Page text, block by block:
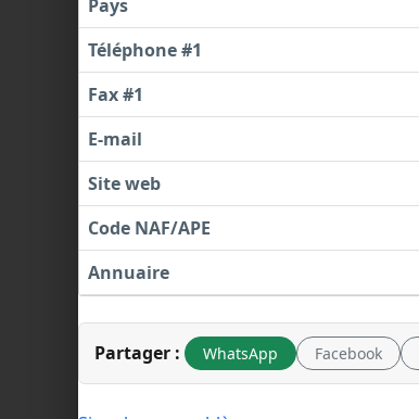
Pays
Téléphone #1
Fax #1
E-mail
Site web
Code NAF/APE
Annuaire
Partager : WhatsApp Facebook